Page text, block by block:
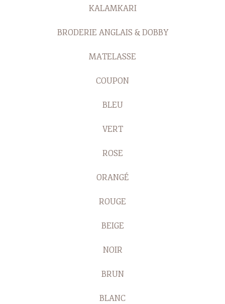
KALAMKARI
BRODERIE ANGLAIS & DOBBY
MATELASSE
COUPON
BLEU
VERT
ROSE
ORANGÉ
ROUGE
BEIGE
NOIR
BRUN
BLANC